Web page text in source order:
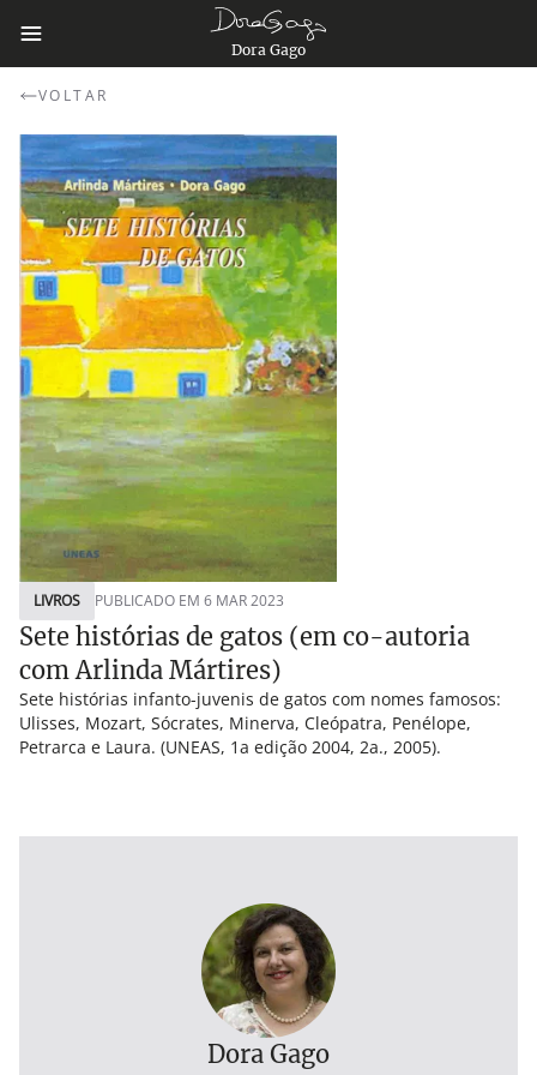
Dora Gago
VOLTAR
LIVROS PUBLICADO EM 6 MAR 2023
Sete histórias de gatos (em co-autoria
com Arlinda Mártires)
Sete histórias infanto-juvenis de gatos com nomes famosos:
Ulisses, Mozart, Sócrates, Minerva, Cleópatra, Penélope,
Petrarca e Laura. (UNEAS, 1a edição 2004, 2a., 2005).
Dora Gago